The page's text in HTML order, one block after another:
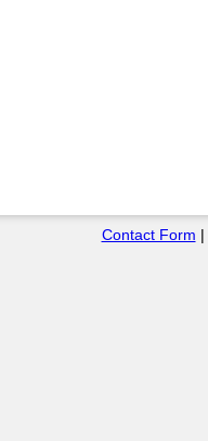
Contact Form |